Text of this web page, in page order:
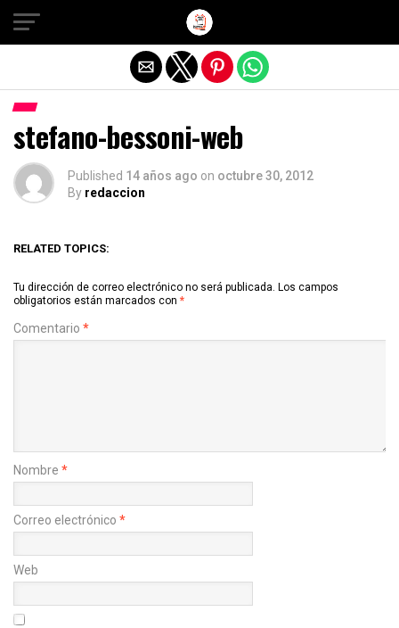
stefano-bessoni-web
Published 14 años ago on octubre 30, 2012
By redaccion
RELATED TOPICS:
Tu dirección de correo electrónico no será publicada. Los campos
obligatorios están marcados con *
Comentario *
Nombre *
Correo electrónico *
Web
Salir de la versión móvil